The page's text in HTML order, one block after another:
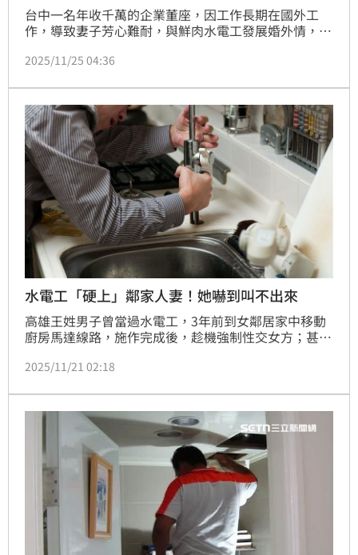
台中一名年收千萬的企業董座，因工作長期在國外工
作，導致妻子芳心難耐，與鮮肉水電工發展婚外情，二
妻子求歡，被對方以心病為由拒絕，害他自責罹患憂鬱
萬。法院判決水電工應賠償150萬元；全案可上訴。
2025/11/25 04:36
水電工「硬上」鄰家人妻！她嚇到叫不出來
高雄王姓男子曾當過水電工，3年前到女鄰居家中移動
廚房馬達線路，施作完成後，趁機強制性交女方；甚至
到勃起消退才離去，並要求別跟外人說此事；事後女方
判，4年有期徒刑。二審認罪賠償100萬4480元達成和
解，改判3年6個月有期徒刑，上訴三審，遭駁回。
2025/11/21 02:18